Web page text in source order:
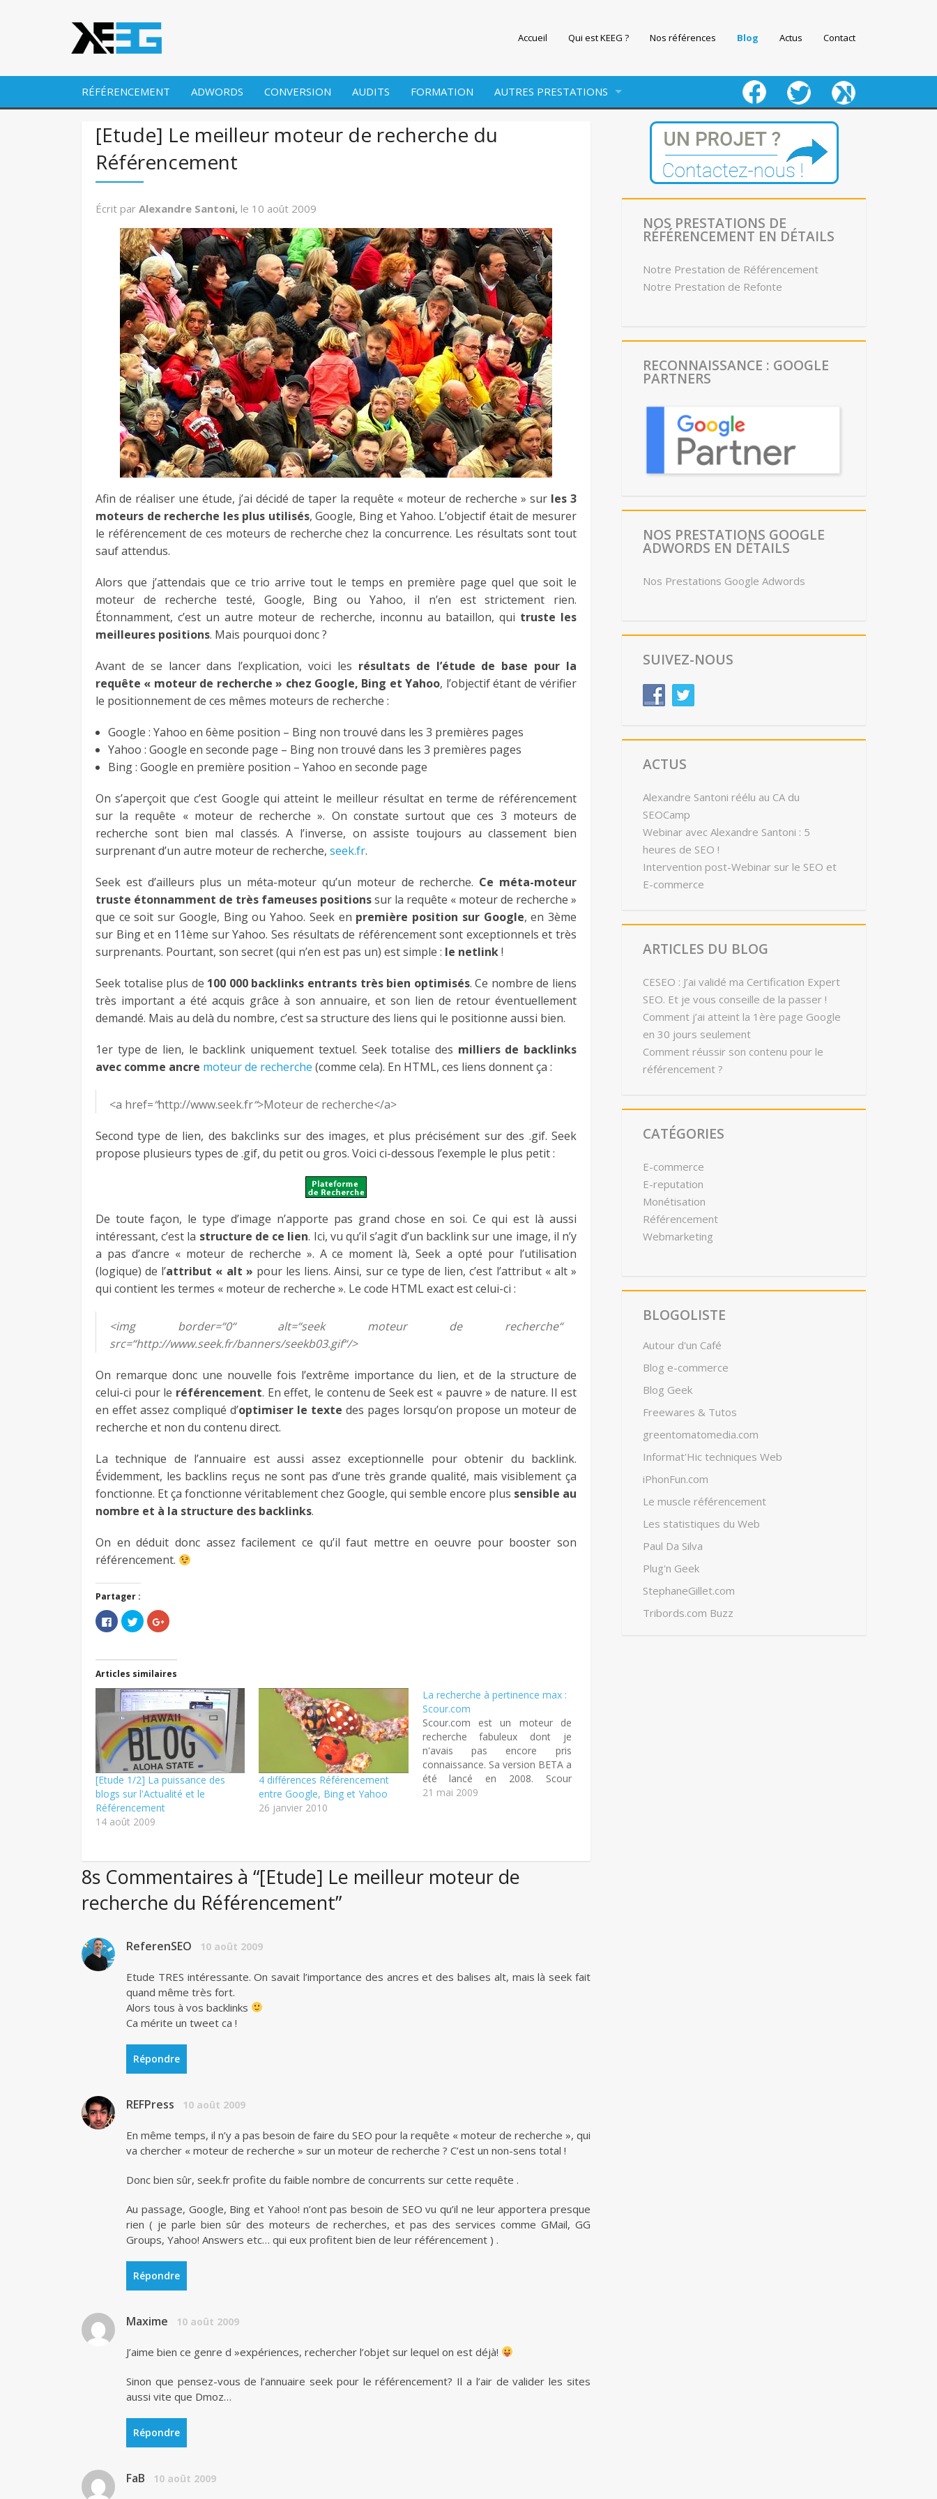
Accueil Qui est KEEG ? Nos références Blog Actus Contact
RÉFÉRENCEMENT ADWORDS CONVERSION AUDITS FORMATION AUTRES PRESTATIONS fb twitter keeg
[Etude] Le meilleur moteur de recherche du
Référencement
Écrit par Alexandre Santoni, le 10 août 2009
Afin de réaliser une étude, j’ai décidé de taper la requête « moteur de recherche » sur les 3
moteurs de recherche les plus utilisés, Google, Bing et Yahoo. L’objectif était de mesurer
le référencement de ces moteurs de recherche chez la concurrence. Les résultats sont tout
sauf attendus.
Alors que j’attendais que ce trio arrive tout le temps en première page quel que soit le
moteur de recherche testé, Google, Bing ou Yahoo, il n’en est strictement rien.
Étonnamment, c’est un autre moteur de recherche, inconnu au bataillon, qui truste les
meilleures positions. Mais pourquoi donc ?
Avant de se lancer dans l’explication, voici les résultats de l’étude de base pour la
requête « moteur de recherche » chez Google, Bing et Yahoo, l’objectif étant de vérifier
le positionnement de ces mêmes moteurs de recherche :
Google : Yahoo en 6ème position – Bing non trouvé dans les 3 premières pages
Yahoo : Google en seconde page – Bing non trouvé dans les 3 premières pages
Bing : Google en première position – Yahoo en seconde page
On s’aperçoit que c’est Google qui atteint le meilleur résultat en terme de référencement
sur la requête « moteur de recherche ». On constate surtout que ces 3 moteurs de
recherche sont bien mal classés. A l’inverse, on assiste toujours au classement bien
surprenant d’un autre moteur de recherche, seek.fr.
Seek est d’ailleurs plus un méta-moteur qu’un moteur de recherche. Ce méta-moteur
truste étonnamment de très fameuses positionssur la requête « moteur de recherche »
que ce soit sur Google, Bing ou Yahoo. Seek en première position sur Google, en 3ème
sur Bing et en 11ème sur Yahoo. Ses résultats de référencement sont exceptionnels et très
surprenants. Pourtant, son secret (qui n’en est pas un) est simple : le netlink!
Seek totalise plus de 100 000 backlinks entrants très bien optimisés. Ce nombre de liens
très important a été acquis grâce à son annuaire, et son lien de retour éventuellement
demandé. Mais au delà du nombre, c’est sa structure des liens qui le positionne aussi bien.
1er type de lien, le backlink uniquement textuel. Seek totalise des milliers de backlinks
avec comme ancre moteur de recherche (comme cela). En HTML, ces liens donnent ça :
<a href=“http://www.seek.fr“>Moteur de recherche</a>
Second type de lien, des bakclinks sur des images, et plus précisément sur des .gif. Seek
propose plusieurs types de .gif, du petit ou gros. Voici ci-dessous l’exemple le plus petit :
De toute façon, le type d’image n’apporte pas grand chose en soi. Ce qui est là aussi
intéressant, c’est la structure de ce lien. Ici, vu qu’il s’agit d’un backlink sur une image, il n’y
a pas d’ancre « moteur de recherche ». A ce moment là, Seek a opté pour l’utilisation
(logique) de l’attribut « alt » pour les liens. Ainsi, sur ce type de lien, c’est l’attribut « alt »
qui contient les termes « moteur de recherche ». Le code HTML exact est celui-ci :
<img border=“0“alt=“seek moteur de recherche“
src=“http://www.seek.fr/banners/seekb03.gif“/>
On remarque donc une nouvelle fois l’extrême importance du lien, et de la structure de
celui-ci pour le référencement. En effet, le contenu de Seek est « pauvre » de nature. Il est
en effet assez compliqué d’optimiser le texte des pages lorsqu’on propose un moteur de
recherche et non du contenu direct.
La technique de l’annuaire est aussi assez exceptionnelle pour obtenir du backlink.
Évidemment, les backlins reçus ne sont pas d’une très grande qualité, mais visiblement ça
fonctionne. Et ça fonctionne véritablement chez Google, qui semble encore plus sensible au
nombre et à la structure des backlinks.
On en déduit donc assez facilement ce qu’il faut mettre en oeuvre pour booster son
référencement.
Partager :
Cliquez
pour
partager
dans
une
nouvelle
fenêtre)
Cliquez
pour
partager
dans
une
nouvelle
fenêtre)
Cliquez
pour
(ouvre
une
nouvelle
fenêtre)
Articles similaires
[Etude 1/2] La puissance des
blogs sur l'Actualité et le
Référencement
14 août 2009
4 différences Référencement
entre Google, Bing et Yahoo
26 janvier 2010
La recherche à pertinence max :
Scour.com
Scour.com est un moteur de
recherche fabuleux dont je
n'avais pas encore pris
connaissance. Sa version BETA a
été lancé en 2008. Scour
souhaite adopter une pertinence
moteurs de…
21 mai 2009
8s Commentaires à “[Etude] Le meilleur moteur de
recherche du Référencement”
ReferenSEO 10 août 2009
Etude TRES intéressante. On savait l’importance des ancres et des balises alt, mais là seek fait
quand même très fort.
Alors tous à vos backlinks
Ca mérite un tweet ca !
Répondre
REFPress 10 août 2009
En même temps, il n’y a pas besoin de faire du SEO pour la requête « moteur de recherche », qui
va chercher « moteur de recherche » sur un moteur de recherche ? C’est un non-sens total !
Donc bien sûr, seek.fr profite du faible nombre de concurrents sur cette requête .
Au passage, Google, Bing et Yahoo! n’ont pas besoin de SEO vu qu’il ne leur apportera presque
rien ( je parle bien sûr des moteurs de recherches, et pas des services comme GMail, GG
Groups, Yahoo! Answers etc… qui eux profitent bien de leur référencement ) .
Répondre
Maxime 10 août 2009
J’aime bien ce genre d »expériences, rechercher l’objet sur lequel on est déjà!
Sinon que pensez-vous de l’annuaire seek pour le référencement? Il a l’air de valider les sites
aussi vite que Dmoz…
Répondre
FaB 10 août 2009
NOS PRESTATIONS DE
RÉFÉRENCEMENT EN DÉTAILS
Notre Prestation de Référencement
Notre Prestation de Refonte
RECONNAISSANCE : GOOGLE
PARTNERS
NOS PRESTATIONS GOOGLE
ADWORDS EN DÉTAILS
Nos Prestations Google Adwords
SUIVEZ-NOUS
ACTUS
Alexandre Santoni réélu au CA du
SEOCamp
Webinar avec Alexandre Santoni : 5
heures de SEO !
Intervention post-Webinar sur le SEO et
E-commerce
ARTICLES DU BLOG
CESEO : J’ai validé ma Certification Expert
SEO. Et je vous conseille de la passer !
Comment j’ai atteint la 1ère page Google
en 30 jours seulement
Comment réussir son contenu pour le
référencement ?
CATÉGORIES
E-commerce
E-reputation
Monétisation
Référencement
Webmarketing
BLOGOLISTE
Autour d'un Café
Blog e-commerce
Blog Geek
Freewares & Tutos
greentomatomedia.com
Informat'Hic techniques Web
iPhonFun.com
Le muscle référencement
Les statistiques du Web
Paul Da Silva
Plug'n Geek
StephaneGillet.com
Tribords.com Buzz